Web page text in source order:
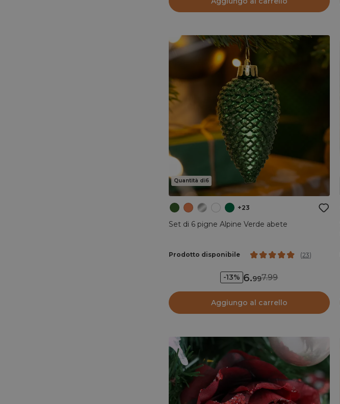
Quantità di6
+23
Set di 6 pigne Alpine Verde abete
Prodotto disponibile (23)
-13% 6.997.99
Aggiungo al carrello